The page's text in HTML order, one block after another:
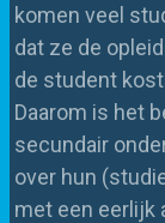
komen veel
dat ze de
de student
Daarom is het
secundair
over hun
met een eerlijk